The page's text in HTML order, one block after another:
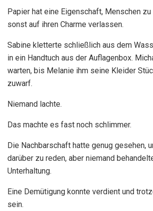
Papier hat eine Eigenschaft, Menschen
sonst auf ihren Charme verlassen.
Sabine kletterte schließlich aus dem
in ein Handtuch aus der Auflagenbox.
warten, bis Melanie ihm seine Kleider
zuwarf.
Niemand lachte.
Das machte es fast noch schlimmer.
Die Nachbarschaft hatte genug gesehen,
darüber zu reden, aber niemand
Unterhaltung.
Eine Demütigung konnte verdient und
sein.